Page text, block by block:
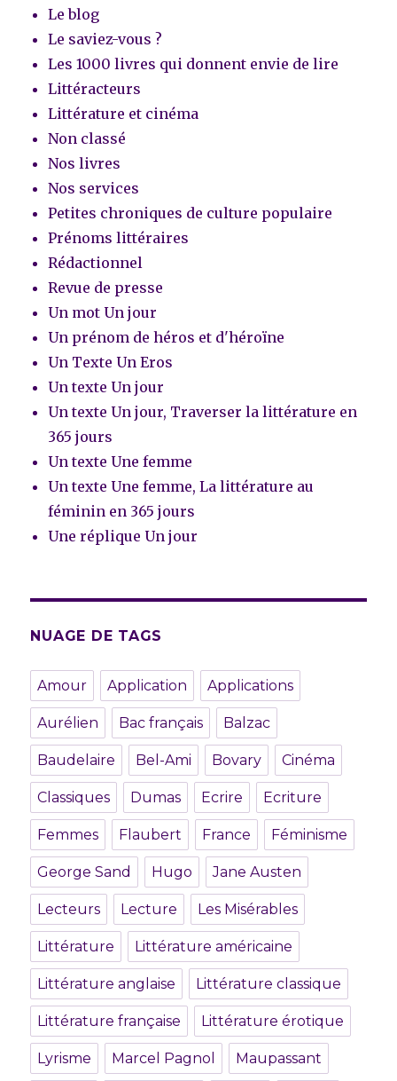
Le blog
Le saviez-vous ?
Les 1000 livres qui donnent envie de lire
Littéracteurs
Littérature et cinéma
Non classé
Nos livres
Nos services
Petites chroniques de culture populaire
Prénoms littéraires
Rédactionnel
Revue de presse
Un mot Un jour
Un prénom de héros et d'héroïne
Un Texte Un Eros
Un texte Un jour
Un texte Un jour, Traverser la littérature en
365 jours
Un texte Une femme
Un texte Une femme, La littérature au
féminin en 365 jours
Une réplique Un jour
NUAGE DE TAGS
Amour Application Applications
Aurélien Bac français Balzac
Baudelaire Bel-Ami Bovary Cinéma
Classiques Dumas Ecrire Ecriture
Femmes Flaubert France Féminisme
George Sand Hugo Jane Austen
Lecteurs Lecture Les Misérables
Littérature Littérature américaine
Littérature anglaise Littérature classique
Littérature française Littérature érotique
Lyrisme Marcel Pagnol Maupassant